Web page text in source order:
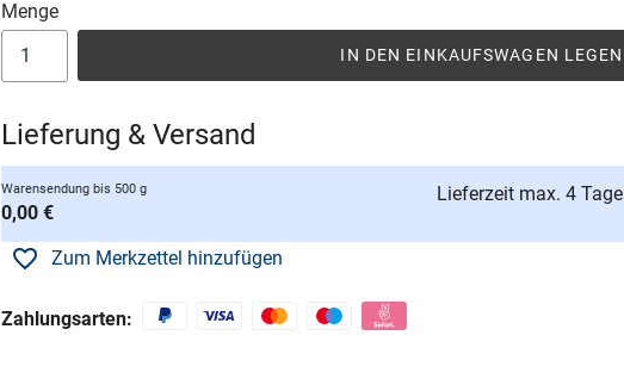
Menge
IN DEN EINKAUFSWAGEN LEGEN
Lieferung & Versand
Warensendung bis 500 g
0,00 €
Lieferzeit max. 4 Tage
Zum Merkzettel hinzufügen
Zahlungsarten: